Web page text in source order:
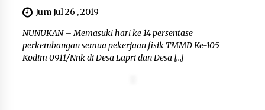
Lapas Perempuan Tangerang Jadi
Tuan Rumah Kegiatan APIP SIAGA,
Perkuat Sinergi Pengawasan dan
Akuntabilitas
Jum Jul 26 , 2019
NUNUKAN – Memasuki hari ke 14 persentase
perkembangan semua pekerjaan fisik TMMD Ke-105
Kodim 0911/Nnk di Desa Lapri dan Desa […]